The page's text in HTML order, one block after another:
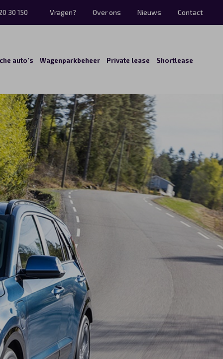
30 150 Vragen? Over ons Nieuws Contact
auto’s Wagenparkbeheer Private lease Shortlease